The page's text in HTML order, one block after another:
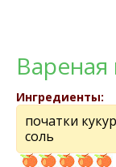
Вареная
Ингредиенты:
початки
соль